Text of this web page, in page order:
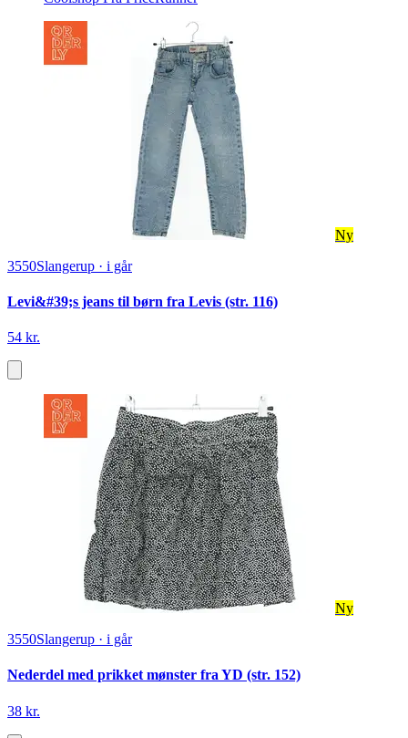
Ny
3550Slangerup · i går
Levi&#39;s jeans til børn fra Levis (str. 116)
54 kr.
Ny
3550Slangerup · i går
Nederdel med prikket mønster fra YD (str. 152)
38 kr.